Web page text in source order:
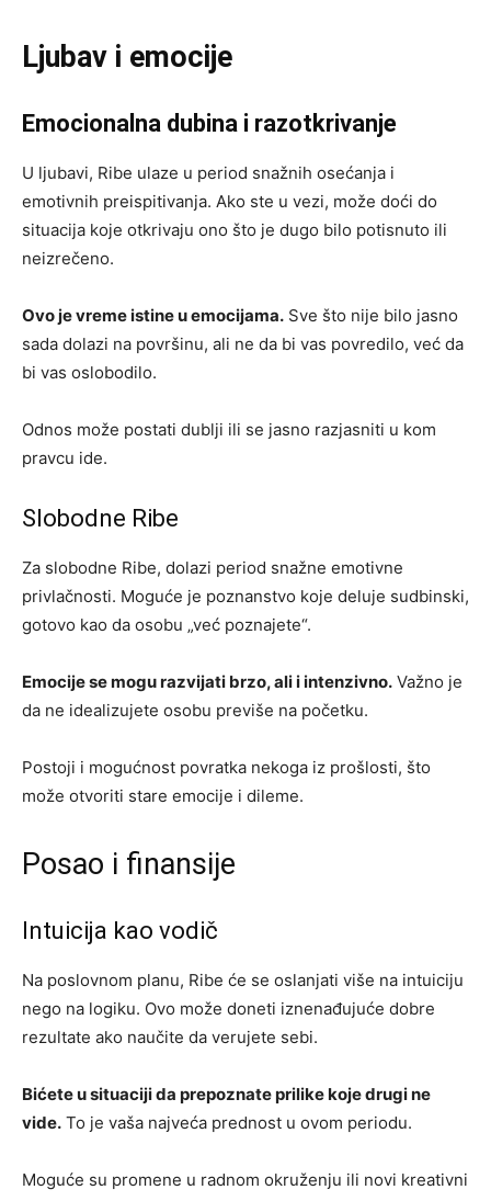
Ljubav i emocije
Emocionalna dubina i razotkrivanje
U ljubavi, Ribe ulaze u period snažnih osećanja i
emotivnih preispitivanja. Ako ste u vezi, može doći do
situacija koje otkrivaju ono što je dugo bilo potisnuto ili
neizrečeno.
Ovo je vreme istine u emocijama. Sve što nije bilo jasno
sada dolazi na površinu, ali ne da bi vas povredilo, već da
bi vas oslobodilo.
Odnos može postati dublji ili se jasno razjasniti u kom
pravcu ide.
Slobodne Ribe
Za slobodne Ribe, dolazi period snažne emotivne
privlačnosti. Moguće je poznanstvo koje deluje sudbinski,
gotovo kao da osobu „već poznajete“.
Emocije se mogu razvijati brzo, ali i intenzivno. Važno je
da ne idealizujete osobu previše na početku.
Postoji i mogućnost povratka nekoga iz prošlosti, što
može otvoriti stare emocije i dileme.
Posao i finansije
Intuicija kao vodič
Na poslovnom planu, Ribe će se oslanjati više na intuiciju
nego na logiku. Ovo može doneti iznenađujuće dobre
rezultate ako naučite da verujete sebi.
Bićete u situaciji da prepoznate prilike koje drugi ne
vide. To je vaša najveća prednost u ovom periodu.
Moguće su promene u radnom okruženju ili novi kreativni